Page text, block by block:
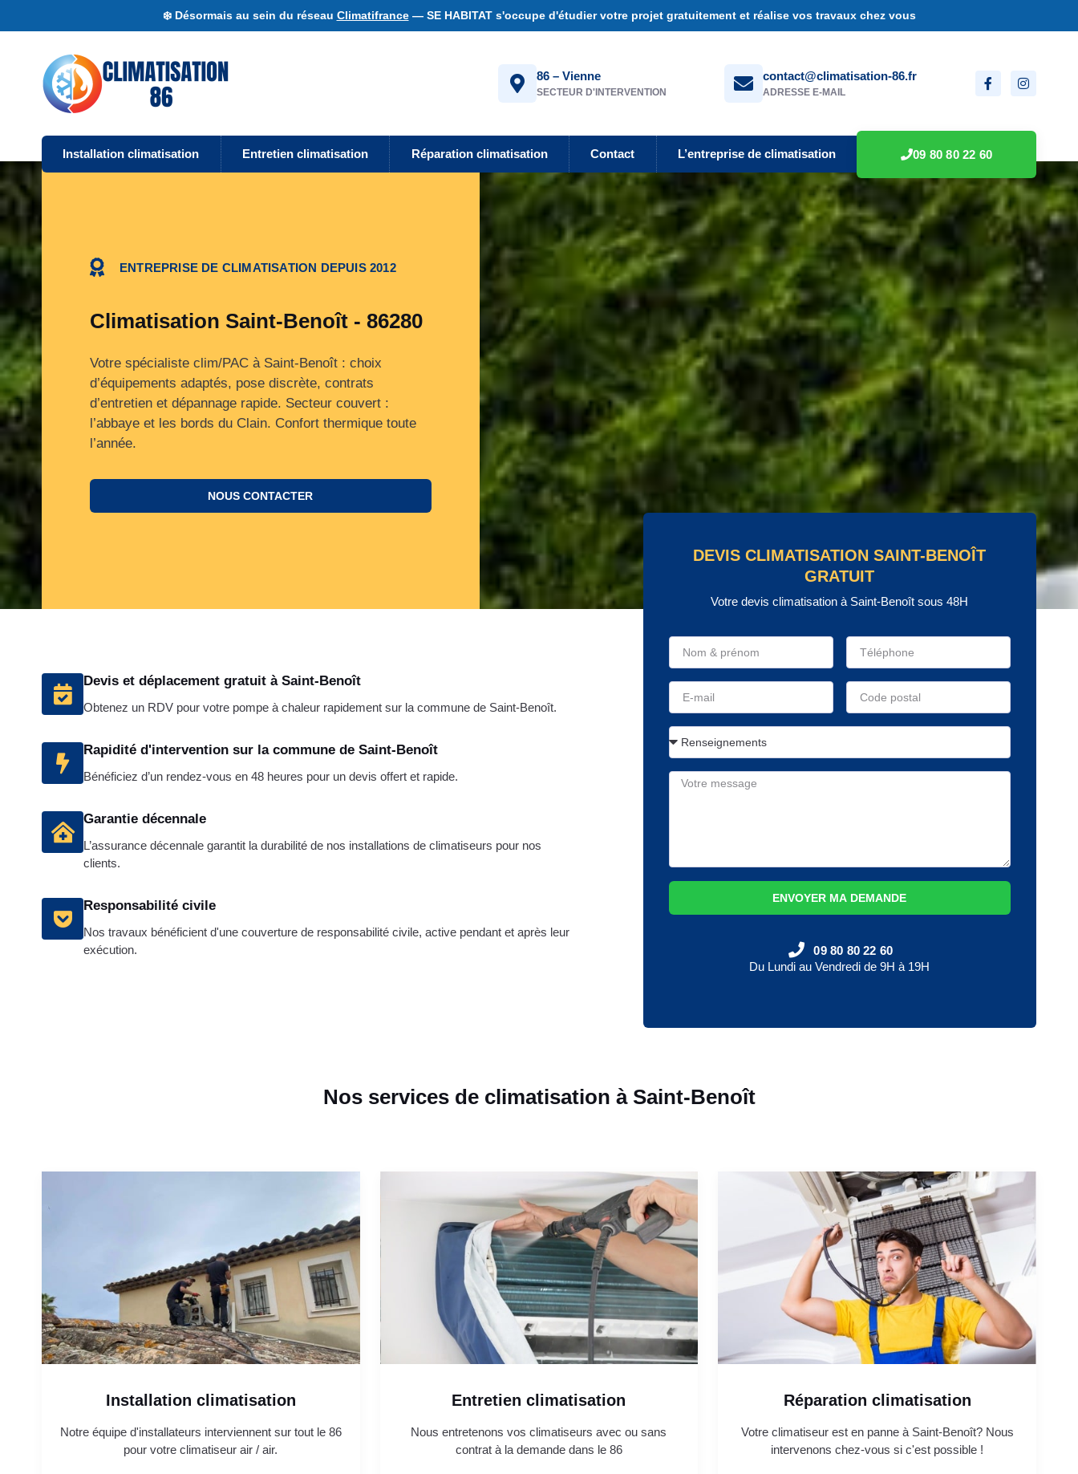
❄️ Désormais au sein du réseau Climatifrance— SE HABITAT s'occupe d'étudier votre projet gratuitement et réalise vos travaux chez vous
86 – Vienne
SECTEUR D'INTERVENTION
contact@climatisation-86.fr
ADRESSE E-MAIL
Installation climatisation Entretien climatisation Réparation climatisation Contact L’entreprise de climatisation 09 80 80 22 60
ENTREPRISE DE CLIMATISATION DEPUIS 2012
Climatisation Saint-Benoît - 86280
Votre spécialiste clim/PAC à Saint-Benoît : choix
d’équipements adaptés, pose discrète, contrats
d’entretien et dépannage rapide. Secteur couvert :
l’abbaye et les bords du Clain. Confort thermique toute
l’année.
NOUS CONTACTER
Devis et déplacement gratuit à Saint-Benoît
Obtenez un RDV pour votre pompe à chaleur rapidement sur la commune de Saint-Benoît.
Rapidité d'intervention sur la commune de Saint-Benoît
Bénéficiez d’un rendez-vous en 48 heures pour un devis offert et rapide.
Garantie décennale
L’assurance décennale garantit la durabilité de nos installations de climatiseurs pour nos
clients.
Responsabilité civile
Nos travaux bénéficient d'une couverture de responsabilité civile, active pendant et après leur
exécution.
DEVIS CLIMATISATION SAINT-BENOÎT
GRATUIT
Votre devis climatisation à Saint-Benoît sous 48H
ENVOYER MA DEMANDE
09 80 80 22 60
Du Lundi au Vendredi de 9H à 19H
Nos services de climatisation à Saint-Benoît
Installation climatisation
Notre équipe d'installateurs interviennent sur tout le 86
pour votre climatiseur air / air.
Entretien climatisation
Nous entretenons vos climatiseurs avec ou sans
contrat à la demande dans le 86
Réparation climatisation
Votre climatiseur est en panne à Saint-Benoît? Nous
intervenons chez-vous si c'est possible !